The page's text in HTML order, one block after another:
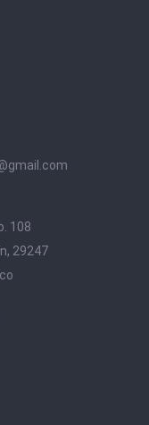
108
29247